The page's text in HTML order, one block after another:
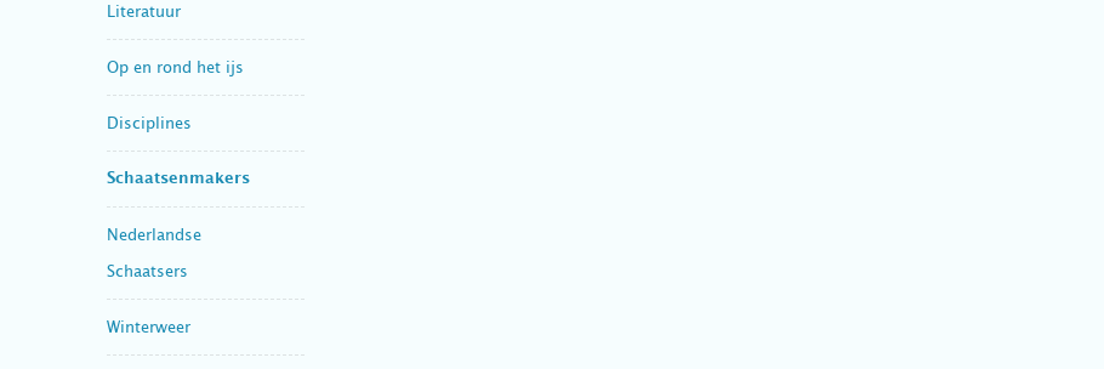
Literatuur
Op en rond het ijs
Disciplines
Schaatsenmakers
Nederlandse
Schaatsers
Winterweer